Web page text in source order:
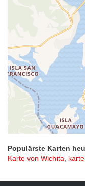
Populärste Karten
Karte von Wichita,